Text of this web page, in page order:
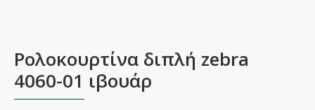
Ρολοκουρτίνα διπλή zebra
4060-01 ιβουάρ